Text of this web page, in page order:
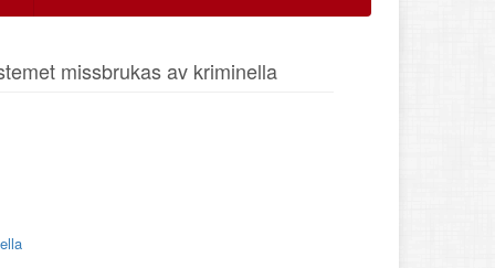
missbrukas av kriminella